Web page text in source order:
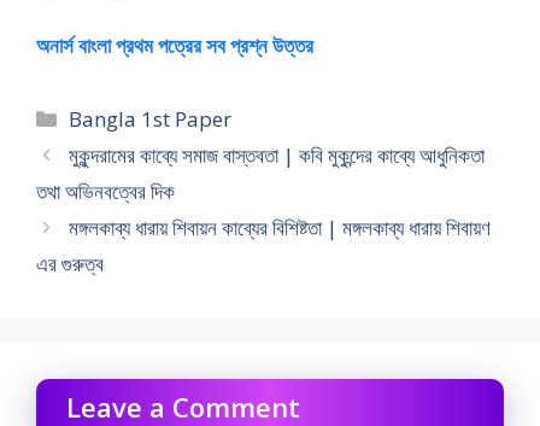
অনার্স বাংলা প্রথম পত্রের সব প্রশ্ন উত্তর
Categories
Bangla 1st Paper
মুকুন্দরামের কাব্যে সমাজ বাস্তবতা | কবি মুকুন্দের কাব্যে আধুনিকতা
তথা অভিনবত্বের দিক
মঙ্গলকাব্য ধারায় শিবায়ন কাব্যের বিশিষ্টতা | মঙ্গলকাব্য ধারায় শিবায়ণ
এর গুরুত্ব
Leave a Comment